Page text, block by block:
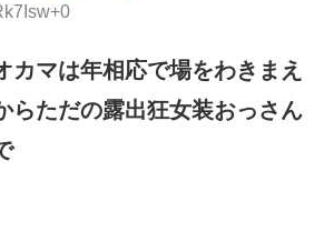
カマは年相応で場をわきまえ
らただの露出狂女装おっさん